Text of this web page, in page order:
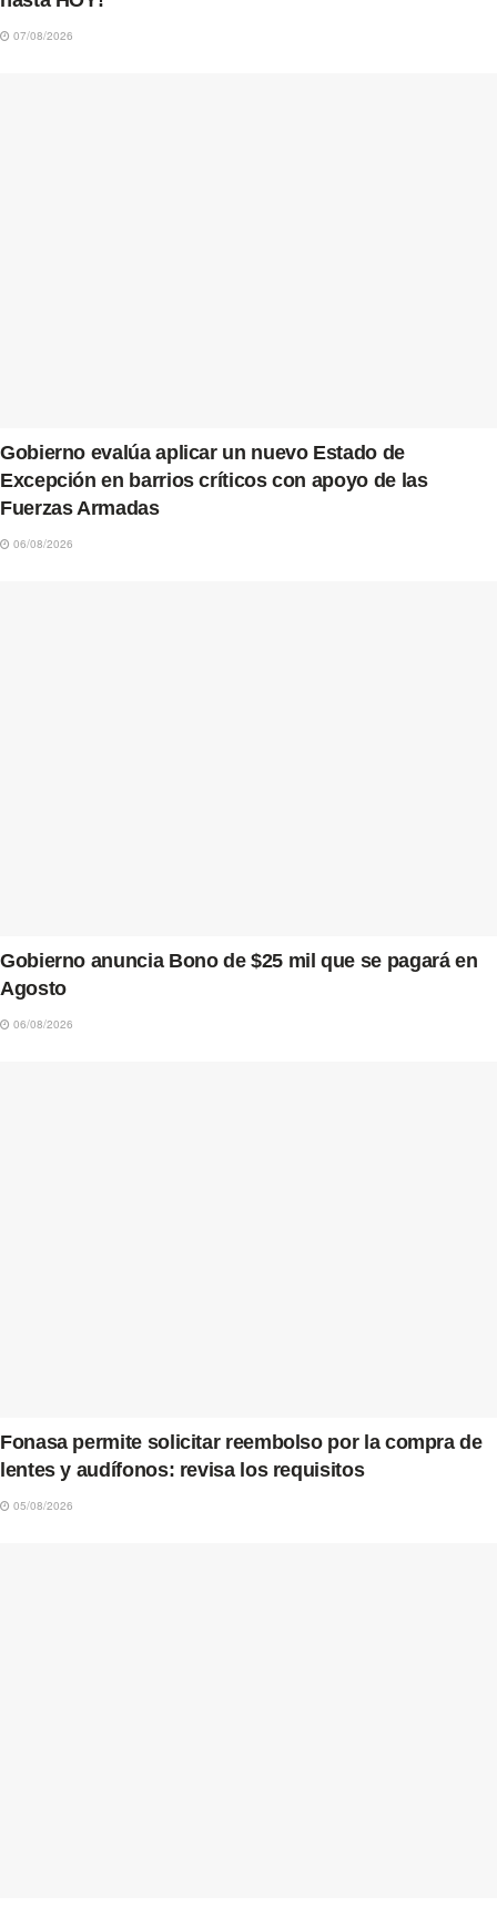
07/08/2026
Gobierno evalúa aplicar un nuevo Estado de
Excepción en barrios críticos con apoyo de las
Fuerzas Armadas
06/08/2026
Gobierno anuncia Bono de $25 mil que se pagará en
Agosto
06/08/2026
Fonasa permite solicitar reembolso por la compra de
lentes y audífonos: revisa los requisitos
05/08/2026